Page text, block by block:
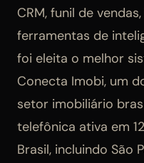
CRM, funil de
ferramentas de
foi eleita o melhor
Conecta Imobi, um
setor imobiliário
telefônica ativa em
Brasil, incluindo São